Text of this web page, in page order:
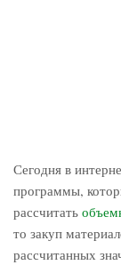
Сегодня в
программы,
рассчитать
то закуп
рассчитанных